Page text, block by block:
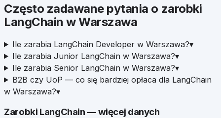
Często zadawane pytania o zarobki
LangChain wWarszawa
Ile zarabia LangChain Developer w Warszawa?▾
Ile zarabia Junior LangChain w Warszawa?▾
Ile zarabia Senior LangChain w Warszawa?▾
B2B czy UoP — co się bardziej opłaca dla LangChain
w Warszawa?▾
Zarobki LangChain— więcej danych